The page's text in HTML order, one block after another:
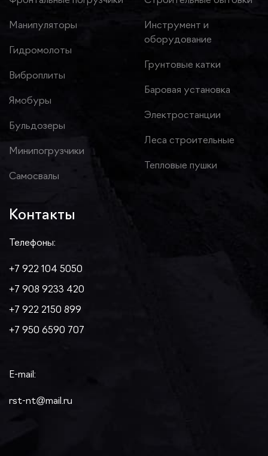
Манипуляторы
Гидромолоты
Виброплиты
Ямобуры
Бульдозеры
Минипогрузчики
Самосвалы
Инструмент и
оборудование
Грунтовые катки
Баровая установка
Электростанции
Леса строительные
Тепловые пушки
Контакты
Телефоны:
+7 922 104 5050
+7 908 9233 420
+7 922 2150 899
+7 950 6590 707
E-mail:
rst-nt@mail.ru